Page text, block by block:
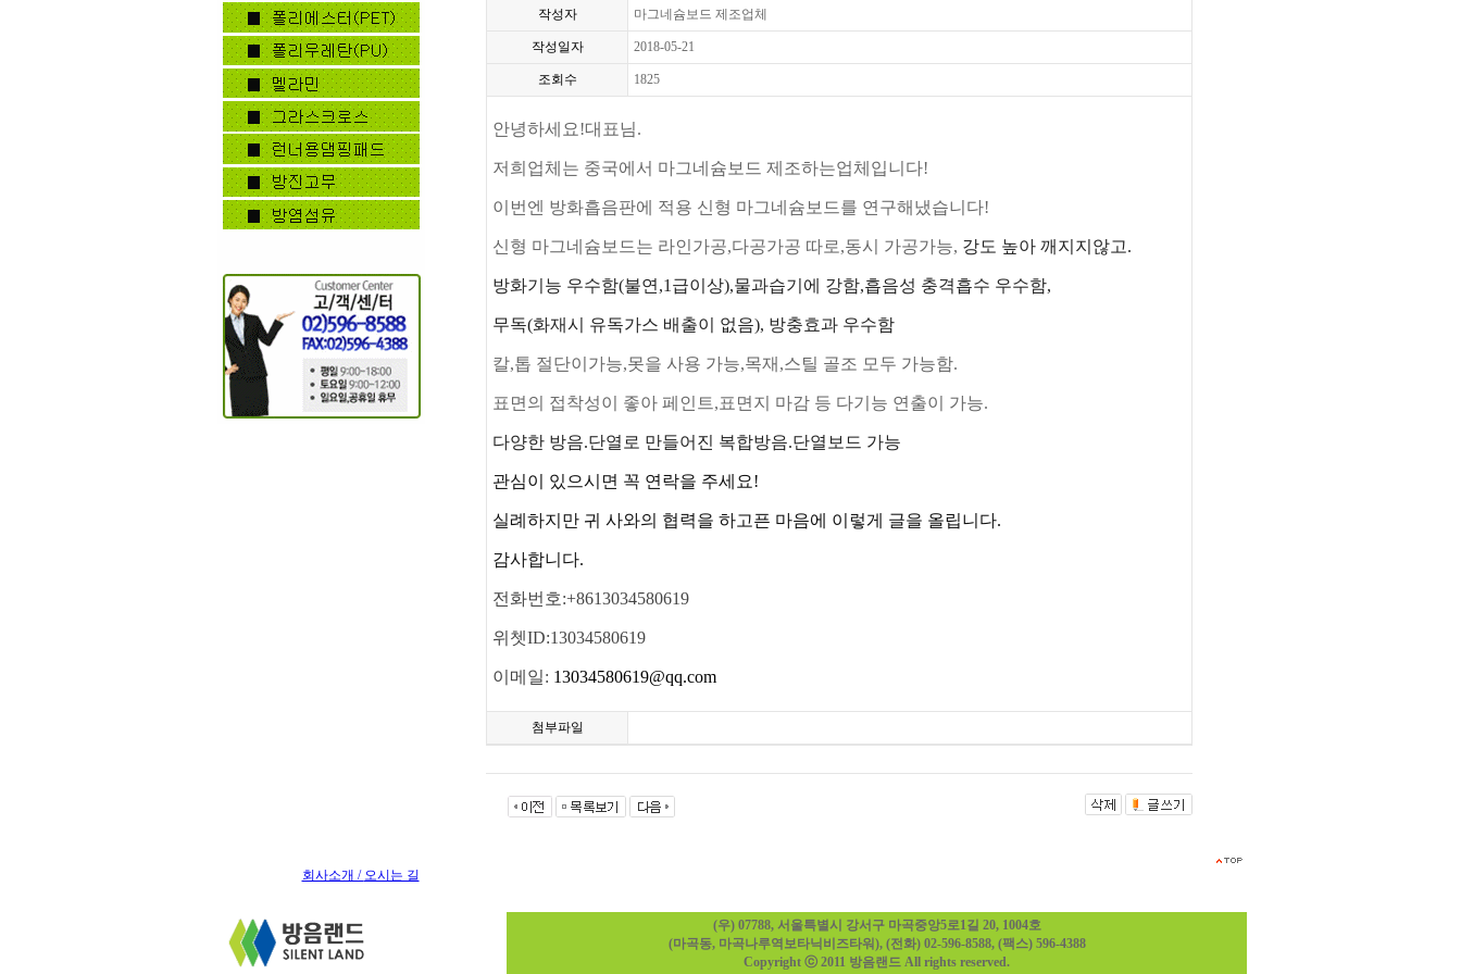
작성자 마그네슘보드 제조업체
작성일자 2018-05-21
조회수 1825
안녕하세요!대표님.
저희업체는 중국에서 마그네슘보드 제조하는업체입니다!
이번엔 방화흡음판에 적용 신형 마그네슘보드를 연구해냈습니다!
신형 마그네슘보드는 라인가공,다공가공 따로,동시 가공가능, 강도 높아 깨지지않고.
방화기능 우수함(불연 ,1 급이상),물과습기에 강함,흡음성 충격흡수 우수함,
무독(화재시 유독가스 배출이 없음), 방충효과 우수함
칼,톱 절단이가능,못을 사용 가능,목재 ,스틸 골조 모두 가능함.
표면의 접착성이 좋아 페인트 ,표면지 마감 등 다기능 연출이 가능.
다양한 방음.단열 로 만들어진 복합방음.단열보드 가능
관심이 있으시면 꼭 연락을 주세요!
실례하지만 귀 사와의 협력을 하고픈 마음에 이렇게 글을 올립니다.
감사합니다.
전화번호:+8613034580619
위쳇ID:13034580619
이메일: 13034580619@qq.com
첨부파일
회사소개 / 오시는 길
(우) 07788, 서울특별시 강서구 마곡중앙5로1길 20, 1004호
(마곡동, 마곡나루역보타닉비즈타워), (전화) 02-596-8588, (팩스) 596-4388
Copyright ⓒ 2011 방음랜드 All rights reserved.